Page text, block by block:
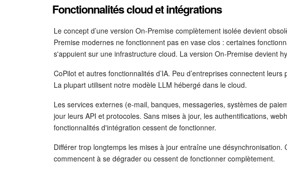
Fonctionnalités cloud et intégrations
Le concept d’une version On-Premise complètement isolée devient
Premise modernes ne fonctionnent pas en vase clos : certaines
s'appuient sur une infrastructure cloud. La version On-Premise devient
CoPilot et autres fonctionnalités d’IA. Peu d’entreprises connectent
La plupart utilisent notre modèle LLM hébergé dans le cloud.
Les services externes (e-mail, banques, messageries, systèmes de
jour leurs API et protocoles. Sans mises à jour, les authentifications,
fonctionnalités d'intégration cessent de fonctionner.
Différer trop longtemps les mises à jour entraîne une désynchronisation.
commencent à se dégrader ou cessent de fonctionner complètement.